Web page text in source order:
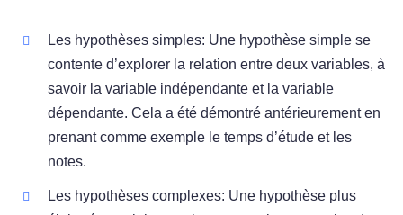
Les hypothèses simples: Une hypothèse simple se
contente d’explorer la relation entre deux variables, à
savoir la variable indépendante et la variable
dépendante. Cela a été démontré antérieurement en
prenant comme exemple le temps d’étude et les
notes.
Les hypothèses complexes: Une hypothèse plus